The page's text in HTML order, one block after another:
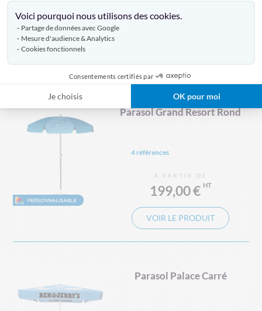
Voici pourquoi nous utilisons des cookies.
Partage de données avec Google
Mesure d'audience & Analytics
Cookies fonctionnels
Consentements certifiés par
Je choisis OK pour moi
À PARTIR DE
Parasol Grand Resort Rond
4 références
À PARTIR DE
199,00 €
VOIR LE PRODUIT
Parasol Palace Carré